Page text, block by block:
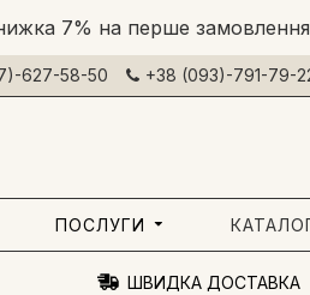
7% на перше
627-58-50 +38 (093)-791-79-
ПОСЛУГИ
ШВИДКА ДОСТАВКА